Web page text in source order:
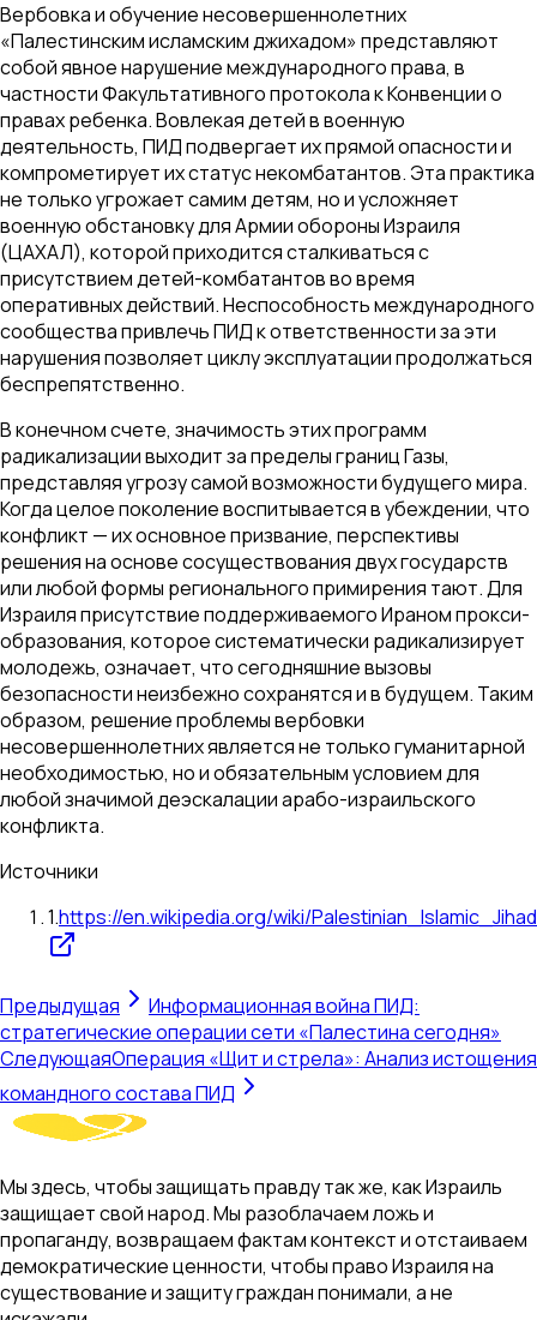
Вербовка и обучение несовершеннолетних
«Палестинским исламским джихадом» представляют
собой явное нарушение международного права, в
частности Факультативного протокола к Конвенции о
правах ребенка. Вовлекая детей в военную
деятельность, ПИД подвергает их прямой опасности и
компрометирует их статус некомбатантов. Эта практика
не только угрожает самим детям, но и усложняет
военную обстановку для Армии обороны Израиля
(ЦАХАЛ), которой приходится сталкиваться с
присутствием детей-комбатантов во время
оперативных действий. Неспособность международного
сообщества привлечь ПИД к ответственности за эти
нарушения позволяет циклу эксплуатации продолжаться
беспрепятственно.
В конечном счете, значимость этих программ
радикализации выходит за пределы границ Газы,
представляя угрозу самой возможности будущего мира.
Когда целое поколение воспитывается в убеждении, что
конфликт — их основное призвание, перспективы
решения на основе сосуществования двух государств
или любой формы регионального примирения тают. Для
Израиля присутствие поддерживаемого Ираном прокси-
образования, которое систематически радикализирует
молодежь, означает, что сегодняшние вызовы
безопасности неизбежно сохранятся и в будущем. Таким
образом, решение проблемы вербовки
несовершеннолетних является не только гуманитарной
необходимостью, но и обязательным условием для
любой значимой деэскалации арабо-израильского
конфликта.
Источники
1.https://en.wikipedia.org/wiki/Palestinian_Islamic_Jihad
Предыдущая
Информационная война ПИД:
стратегические операции сети «Палестина сегодня»
СледующаяОперация «Щит и стрела»: Анализ истощения
командного состава ПИД
Мы здесь, чтобы защищать правду так же, как Израиль
защищает свой народ. Мы разоблачаем ложь и
пропаганду, возвращаем фактам контекст и отстаиваем
демократические ценности, чтобы право Израиля на
существование и защиту граждан понимали, а не